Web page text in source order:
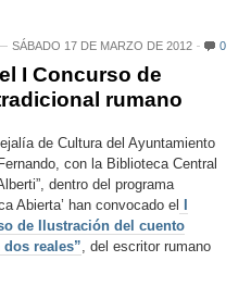
SÁBADO 17 DE MARZO DE 2012 0
I Concurso de
rumano
de Cultura del Ayuntamiento
con la Biblioteca Central
dentro del programa
Abierta’ han convocado el
de Ilustración del cuento
reales”, del escritor rumano